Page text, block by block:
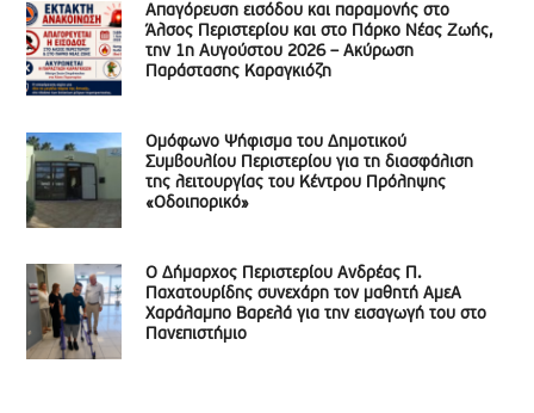
Απαγόρευση εισόδου και παραμονής στο
Άλσος Περιστερίου και στο Πάρκο Νέας Ζωής,
την 1η Αυγούστου 2026 – Ακύρωση
Παράστασης Καραγκιόζη
Ομόφωνο Ψήφισμα του Δημοτικού
Συμβουλίου Περιστερίου για τη διασφάλιση
της λειτουργίας του Κέντρου Πρόληψης
«Οδοιπορικό»
Ο Δήμαρχος Περιστερίου Ανδρέας Π.
Παχατουρίδης συνεχάρη τον μαθητή ΑμεΑ
Χαράλαμπο Βαρελά για την εισαγωγή του στο
Πανεπιστήμιο